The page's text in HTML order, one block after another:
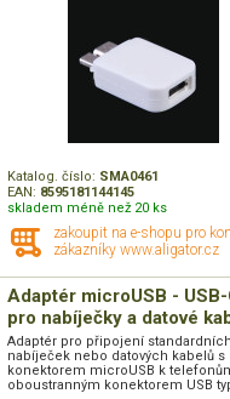
Katalog. číslo: SMA0461
EAN: 8595181144145
skladem méně než 20 ks
zakoupit na e-shopu pro
zákazníky www.aligator.cz
Adaptér microUSB -
pro nabíječky a datové
Adaptér pro připojení
nabíječek nebo datových kabelů s
konektorem microUSB k
oboustranným konektorem USB